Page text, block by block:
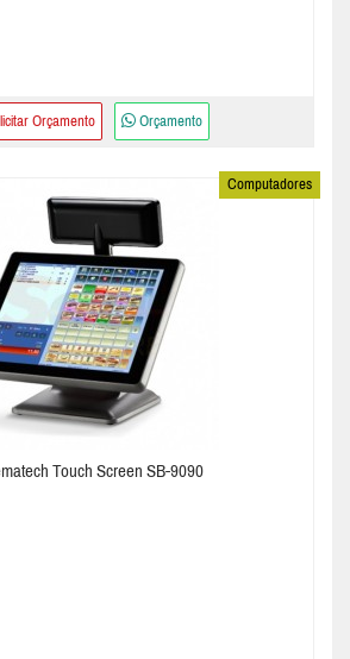
Orçamento Orçamento
Computadores
Touch Screen SB-9090